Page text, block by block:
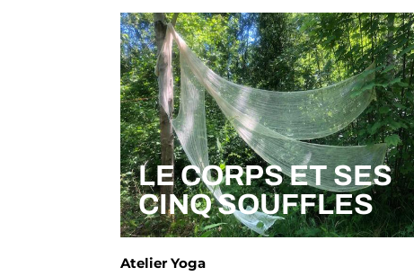
LE CORPS ET SES
CINQ SOUFFLES
Atelier Yoga